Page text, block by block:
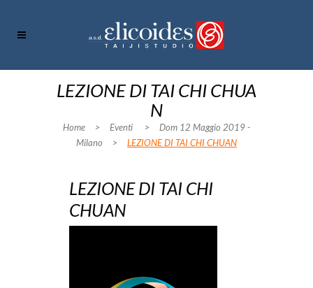
LEZIONE DI TAI CHI CHUA
N
Home > Eventi >
Dom 12 Maggio 2019 -
Milano
> LEZIONE DI TAI CHI CHUAN
LEZIONE DI TAI CHI
CHUAN